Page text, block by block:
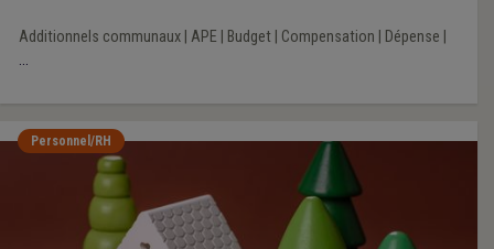
Additionnels communaux| APE Budget| Compensation Dépense
...
Personnel/RH